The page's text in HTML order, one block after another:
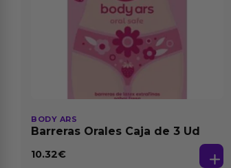
BODY ARS
Barreras Orales Caja de 3 Ud
10.32€